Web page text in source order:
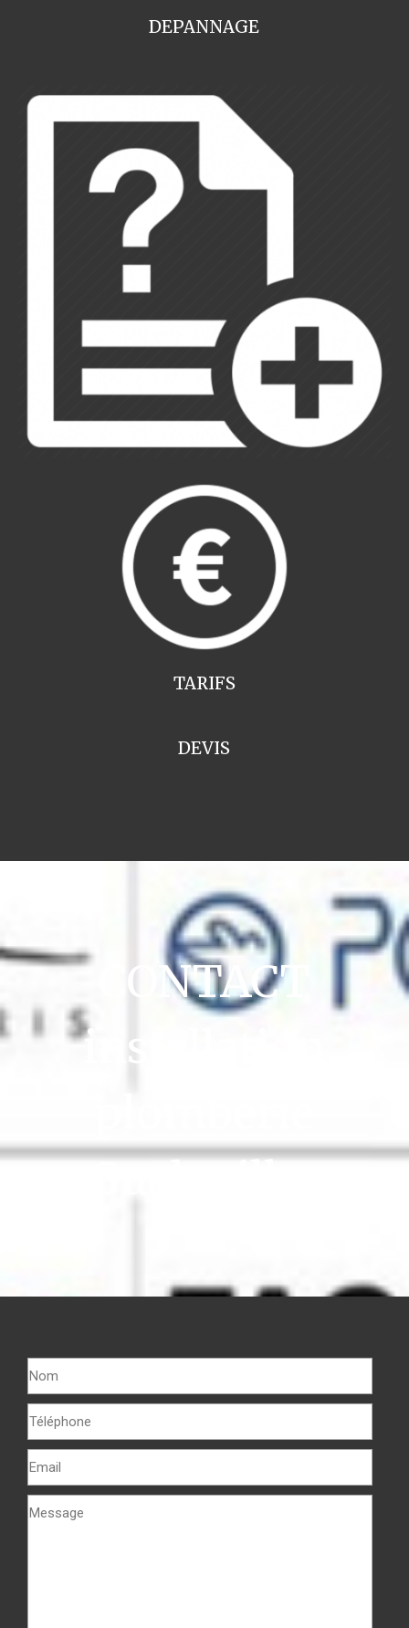
DEPANNAGE
TARIFS
DEVIS
CONTACT
installation